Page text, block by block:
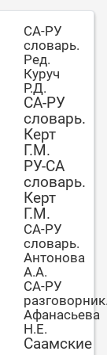
СА-РУ
словарь.
Ред.
Куруч
Р.Д.
СА-РУ
словарь.
Керт
Г.М.
РУ-СА
словарь.
Керт
Г.М.
СА-РУ
словарь.
Антонова
А.А.
СА-РУ
Афанасьева
Н.Е.
Саамские